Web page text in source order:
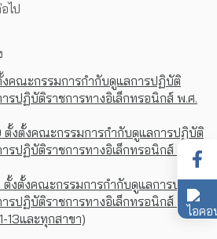
ไป
งคณะกรรมการกำกับดูแลการปฏิบัติ
ปฏิบัติราชการทางอิเล็กทรอนิกส์ พ.ศ.
ตั้งตั้งคณะกรรมการกำกับดูแลการปฏิบัติ
ปฏิบัติราชการทางอิเล็กทรอนิกส์ พ.ศ.
ตั้งตั้งคณะกรรมการกำกับดูแลการปฏิบัติ
ปฏิบัติราชการทางอิเล็กทรอนิกส์ พ.ศ.
13และทุกสาขา)